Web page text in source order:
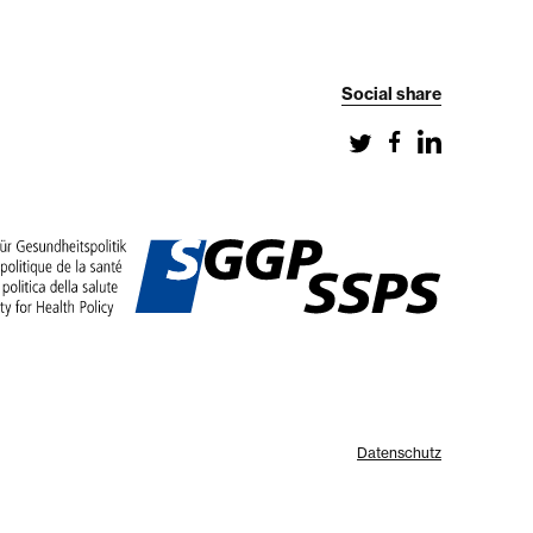
Social share
Datenschutz